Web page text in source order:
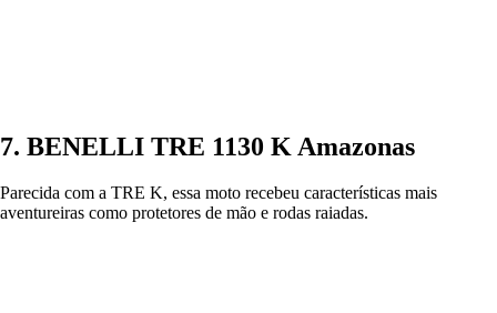
7. BENELLI TRE 1130 K Amazonas
Parecida com a TRE K, essa moto recebeu características mais
aventureiras como protetores de mão e rodas raiadas.